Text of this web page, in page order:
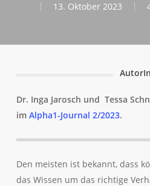
13. Oktober 2023
AutorIn
Dr. Inga Jarosch und Tessa
im Alpha1-Journal 2/2023.
Den meisten ist bekannt, dass
das Wissen um das richtige